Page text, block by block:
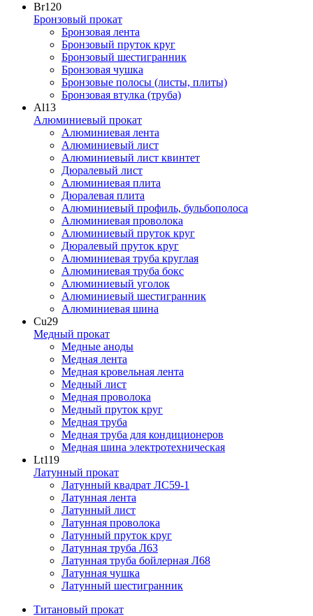
Br120
Бронзовый прокат
Бронзовая лента
Бронзовый пруток круг
Бронзовый шестигранник
Бронзовая чушка
Бронзовые полосы (листы, плиты)
Бронзовая втулка (труба)
Al13
Алюминиевый прокат
Алюминиевая лента
Алюминиевый лист
Алюминиевый лист квинтет
Дюралевый лист
Алюминиевая плита
Дюралевая плита
Алюминиевый профиль, бульбополоса
Алюминиевая проволока
Алюминиевый пруток круг
Дюралевый пруток круг
Алюминиевая труба круглая
Алюминиевая труба бокс
Алюминиевый уголок
Алюминиевый шестигранник
Алюминиевая шина
Cu29
Медный прокат
Медные аноды
Медная лента
Медная кровельная лента
Медный лист
Медная проволока
Медный пруток круг
Медная труба
Медная труба для кондиционеров
Медная шина электротехническая
Lt119
Латунный прокат
Латунный квадрат ЛС59-1
Латунная лента
Латунный лист
Латунная проволока
Латунный пруток круг
Латунная труба Л63
Латунная труба бойлерная Л68
Латунная чушка
Латунный шестигранник
Титановый прокат